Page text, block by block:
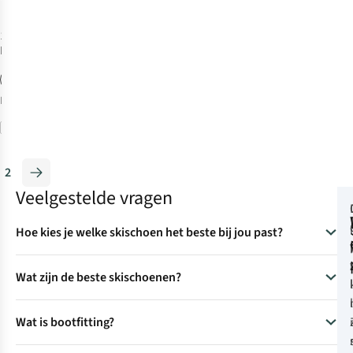
1
beschikbaar
Meer maten
2
Veelgestelde vragen
Hoe kies je welke skischoen het beste bij jou past?
Kies skischoenen op basis van niveau, terrein, stijfheid en
skischoenen.
Wat zijn de beste skischoenen?
Eén van onze favoriete skischoenen zijn de Technica Mach 1 95
Wat is bootfitting?